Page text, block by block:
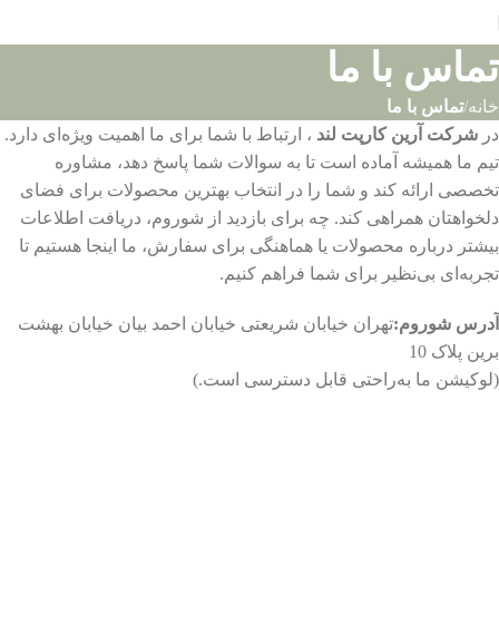
تماس با ما
خانه تماس با ما
در شرکت آرین کارپت لند ، ارتباط با شما برای ما اهمیت ویژه‌ای دارد.
تیم ما همیشه آماده است تا به سوالات شما پاسخ دهد، مشاوره
تخصصی ارائه کند و شما را در انتخاب بهترین محصولات برای فضای
دلخواهتان همراهی کند. چه برای بازدید از شوروم، دریافت اطلاعات
بیشتر درباره محصولات یا هماهنگی برای سفارش، ما اینجا هستیم تا
تجربه‌ای بی‌نظیر برای شما فراهم کنیم.
آدرس شوروم:تهران خیابان شریعتی خیابان احمد بیان خیابان بهشت
برین پلاک 10
(لوکیشن ما به‌راحتی قابل دسترسی است.)